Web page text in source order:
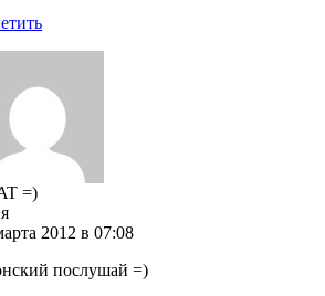
=)
2012 в 07:08
послушай =)